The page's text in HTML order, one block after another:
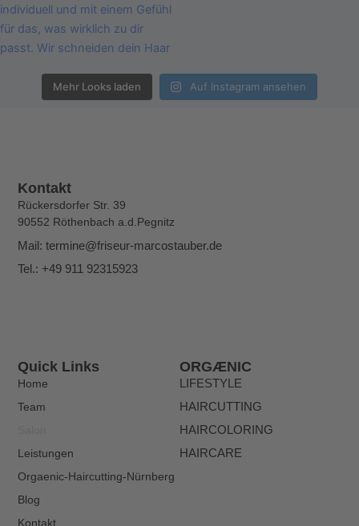
Mehr Looks laden Auf Instagram ansehen
ORGÆNIC
LIFESTYLE
HAIRCUTTING
HAIRCOLORING
HAIRCARE
Quick Links
Home
Team
Leistungen
Orgaenic-Haircutting-Nürnberg
Blog
Kontakt
Kontakt
Rückersdorfer Str. 39
90552 Röthenbach a.d.Pegnitz
Mail: termine@friseur-marcostauber.de
Tel.: +49 911 92315923